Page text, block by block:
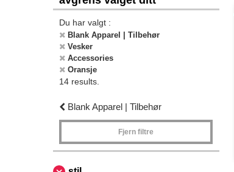
Du har valgt :
Blank Apparel | Tilbehør
Vesker
Accessories
Oransje
14 results.
Blank Apparel | Tilbehør
Fjern filtre